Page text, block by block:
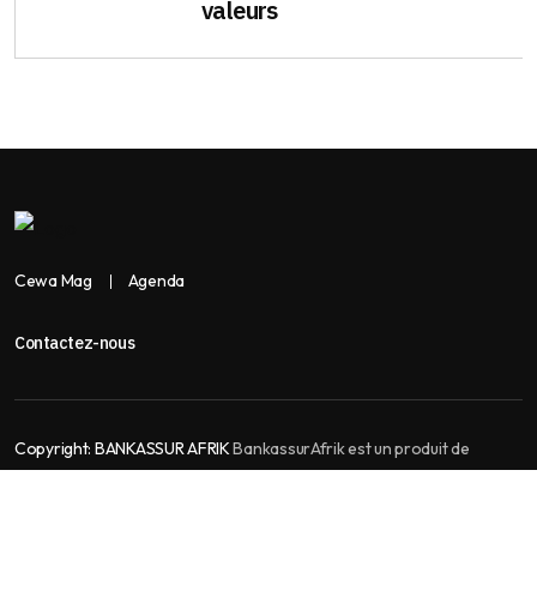
valeurs
Cewa Mag Agenda
Contactez-nous
Copyright: BANKASSUR AFRIKBankassurAfrik est un produit de